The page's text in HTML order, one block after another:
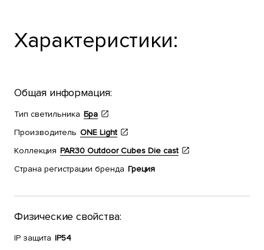
Характеристики:
Общая информация:
Тип светильника Бра
Производитель ONE Light
Коллекция PAR30 Outdoor Cubes Die cast
Страна регистрации бренда Греция
Физические свойства:
IP защита IP54